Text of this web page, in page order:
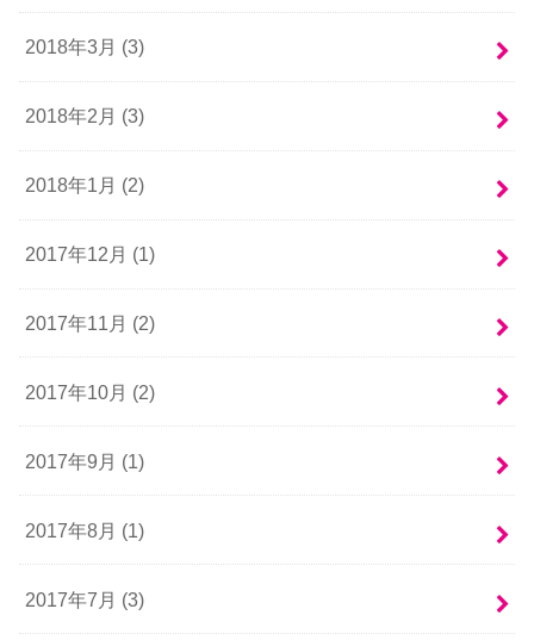
2018年3月 (3)
2018年2月 (3)
2018年1月 (2)
2017年12月 (1)
2017年11月 (2)
2017年10月 (2)
2017年9月 (1)
2017年8月 (1)
2017年7月 (3)